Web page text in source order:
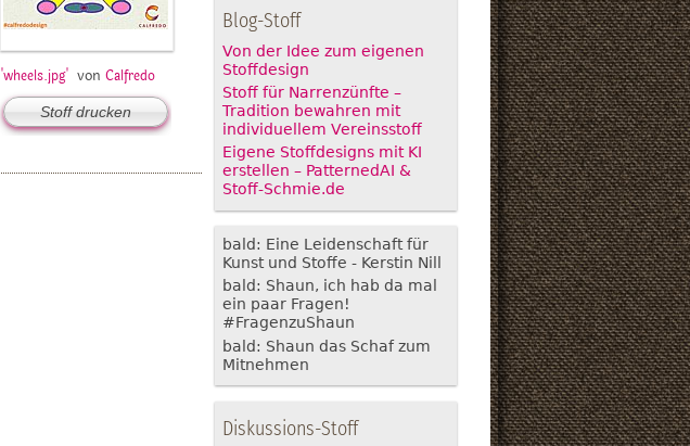
'wheels.jpg' von Calfredo
Stoff drucken
Blog-Stoff
Von der Idee zum eigenen
Stoffdesign
Stoff für Narrenzünfte –
Tradition bewahren mit
individuellem Vereinsstoff
Eigene Stoffdesigns mit KI
erstellen – PatternedAI &
Stoff-Schmie.de
bald: Eine Leidenschaft für
Kunst und Stoffe - Kerstin Nill
bald: Shaun, ich hab da mal
ein paar Fragen!
#FragenzuShaun
bald: Shaun das Schaf zum
Mitnehmen
Diskussions-Stoff